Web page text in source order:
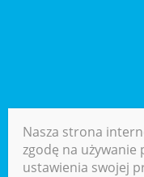
Nasza strona
zgodę na używanie
ustawienia swojej